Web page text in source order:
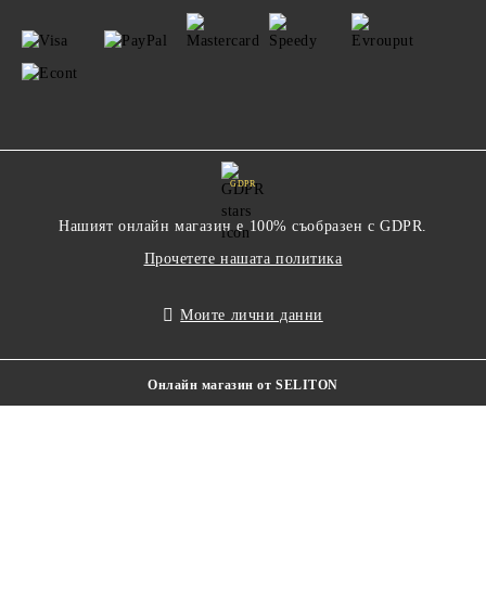
GDPR
Нашият онлайн магазин е 100% съобразен с GDPR.
Прочетете нашата политика
Моите лични данни
Онлайн магазин от SELITON